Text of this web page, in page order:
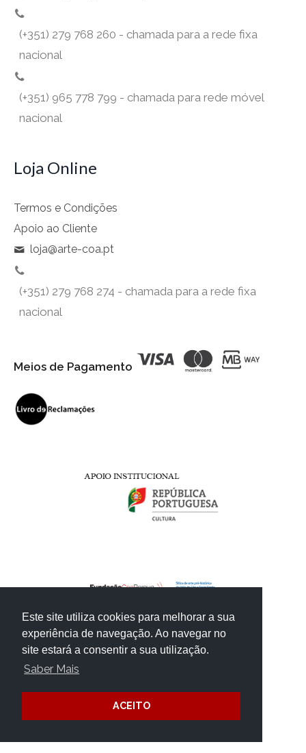
Este site utiliza cookies para melhorar a sua
experiência de navegação. Ao navegar no
site estará a consentir a sua utilização.
Saber Mais
ACEITO
(+351) 279 768 260 - chamada para a rede fixa
nacional
(+351) 965 778 799 - chamada para rede móvel
nacional
Loja Online
Termos e Condições
Apoio ao Cliente
loja@arte-coa.pt
(+351) 279 768 274 - chamada para a rede fixa
nacional
Meios de Pagamento